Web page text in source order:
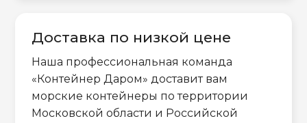
Доставка по низкой цене
Наша профессиональная команда
«Контейнер Даром» доставит вам
морские контейнеры по территории
Московской области и Российской